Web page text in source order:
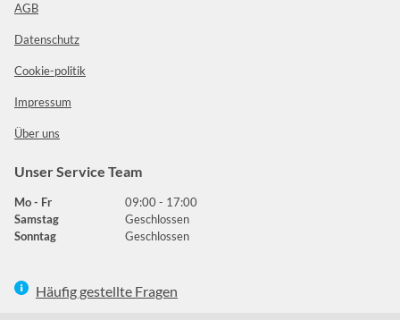
AGB
Datenschutz
Cookie-politik
Impressum
Über uns
Unser Service Team
Mo - Fr
09:00 - 17:00
Samstag
Geschlossen
Sonntag
Geschlossen
Häufig gestellte Fragen